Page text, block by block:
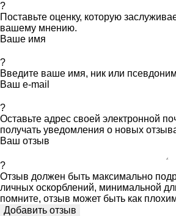
?
Поставьте оценку, которую
вашему мнению.
Ваше имя
?
Введите ваше имя, ник или
Ваш e-mail
?
Оставьте адрес своей электронной
получать уведомления о новых
Ваш отзыв
?
Отзыв должен быть максимально
личных оскорблений, минимальной
помните, отзыв может быть как